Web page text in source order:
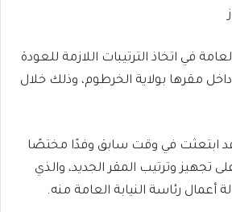
في اتخاذ الترتيبات اللازمة للعودة
مقرها بولاية الخرطوم، وذلك خلال
قد ابتعثت في وقت سابق وفدًا مختصًا
تجهيز وترتيب المقر الجديد، والذي
أعمال رئاسة النيابة العامة منه.